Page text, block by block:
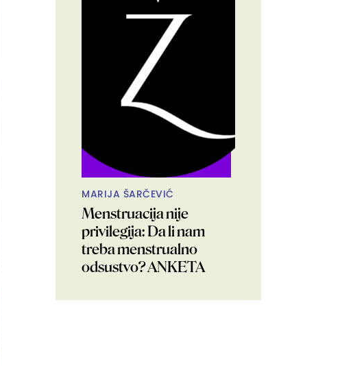
MARIJA ŠARČEVIĆ
Menstruacija nije
privilegija: Da li nam
treba menstrualno
odsustvo? ANKETA